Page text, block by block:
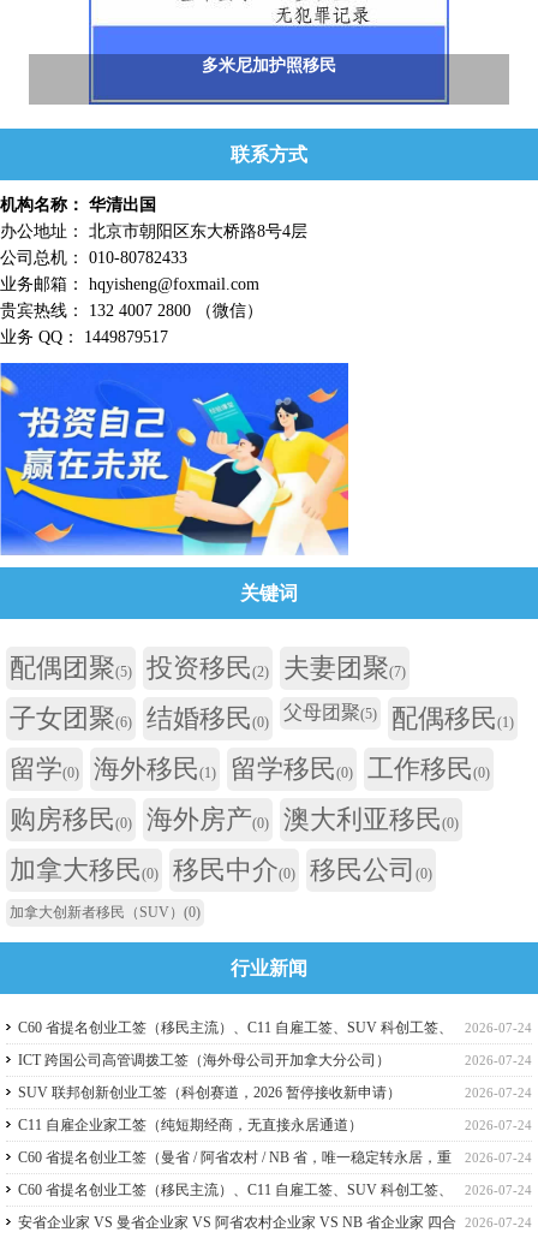
多米尼加护照移民
联系方式
机构名称： 华清出国
办公地址： 北京市朝阳区东大桥路8号4层
公司总机： 010-80782433
业务邮箱： hqyisheng@foxmail.com
贵宾热线： 132 4007 2800 （微信）
业务 QQ： 1449879517
关键词
配偶团聚(5) 投资移民(2) 夫妻团聚(7)
子女团聚(6) 结婚移民(0) 父母团聚(5) 配偶移民(1)
留学(0) 海外移民(1) 留学移民(0) 工作移民(0)
购房移民(0) 海外房产(0) 澳大利亚移民(0)
加拿大移民(0) 移民中介(0) 移民公司 (0)
加拿大创新者移民（SUV） (0)
行业新闻
2026-07-24
C60 省提名创业工签（移民主流）、C11 自雇工签、SUV 科创工签、
ICT 跨国高管工签比较
2026-07-24
ICT 跨国公司高管调拨工签（海外母公司开加拿大分公司）
2026-07-24
SUV 联邦创新创业工签（科创赛道，2026 暂停接收新申请）
2026-07-24
C11 自雇企业家工签（纯短期经商，无直接永居通道）
2026-07-24
C60 省提名创业工签（曼省 / 阿省农村 / NB 省，唯一稳定转永居，重
点）
2026-07-24
C60 省提名创业工签（移民主流）、C11 自雇工签、SUV 科创工签、
ICT 跨国高管工签
2026-07-24
安省企业家 VS 曼省企业家 VS 阿省农村企业家 VS NB 省企业家 四合